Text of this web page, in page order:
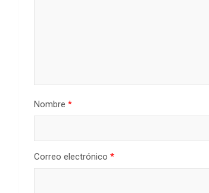
Nombre *
Correo electrónico *